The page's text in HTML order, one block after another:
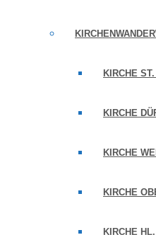
KIRCHE
KIRCHE
KIRCHE
KIRCHE
KIRCHE